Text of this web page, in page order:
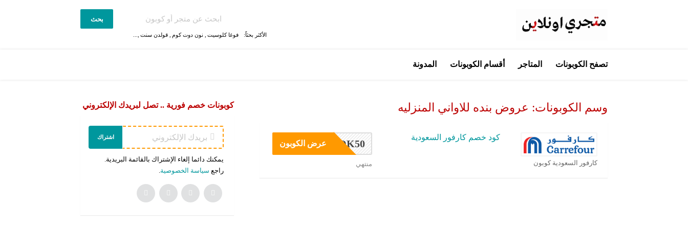
بحث
الأكثر بحثاً: فوغا كلوسيت نون دوت كوم قولدن سنت
إلى
تصفح الكوبونات المتاجر أقسام الكوبونات المدونة
وسم الكوبونات: عروض بنده للاواني المنزليه
كارفور السعودية كوبون
كود خصم كارفور السعودية
OK50 عرض الكوبون
منتهي
كوبونات خصم فورية .. تصل لبريدك الإلكتروني
اشتراك
يمكنك دائما إلغاء الإشتراك بالقائمة البريدية.
راجع سياسة الخصوصية